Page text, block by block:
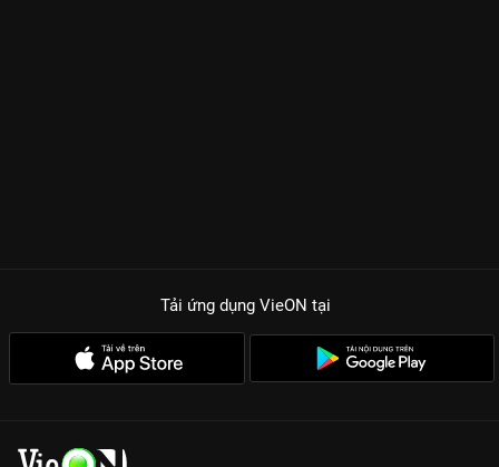
Tải ứng dụng VieON tại